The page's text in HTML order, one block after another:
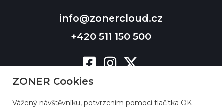
info@zonercloud.cz
+420 511 150 500
ZONER Cookies
Vážený návštěvníku, potvrzením pomocí tlačítka OK